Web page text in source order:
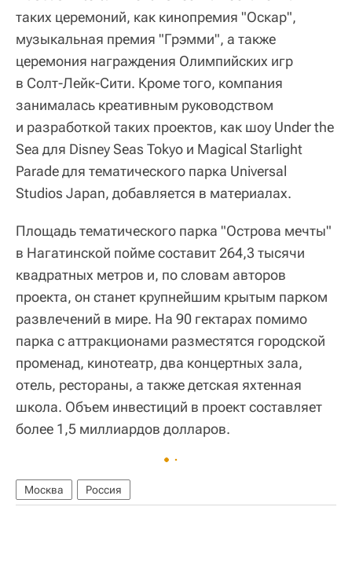
таких церемоний, как кинопремия "Оскар",
музыкальная премия "Грэмми", а также
церемония награждения Олимпийских игр
в Солт-Лейк-Сити. Кроме того, компания
занималась креативным руководством
и разработкой таких проектов, как шоу Under the
Sea для Disney Seas Tokyo и Magical Starlight
Parade для тематического парка Universal
Studios Japan, добавляется в материалах.
Площадь тематического парка "Острова мечты"
в Нагатинской пойме составит 264,3 тысячи
квадратных метров и, по словам авторов
проекта, он станет крупнейшим крытым парком
развлечений в мире. На 90 гектарах помимо
парка с аттракционами разместятся городской
променад, кинотеатр, два концертных зала,
отель, рестораны, а также детская яхтенная
школа. Объем инвестиций в проект составляет
более 1,5 миллиардов долларов.
Москва Россия